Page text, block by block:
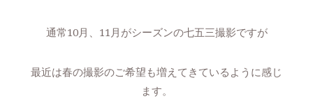
通常10月、11月がシーズンの七五三撮影ですが
最近は春の撮影のご希望も増えてきているように感じ
ます。